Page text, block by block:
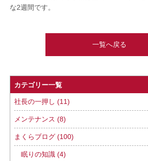
な2週間です。
一覧へ戻る
カテゴリー一覧
社長の一押し (11)
メンテナンス (8)
まくらブログ (100)
眠りの知識 (4)